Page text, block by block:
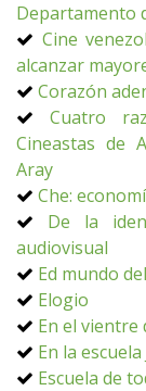
Departamento
Cine
alcanzar
Corazón
Cuatro
Cineastas de
Aray
Che:
De la
audiovisual
Ed mundo
Elogio
En el vientre
En la
Escuela de